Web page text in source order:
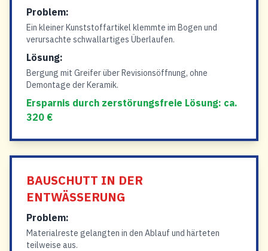
Problem:
Ein kleiner Kunststoffartikel klemmte im Bogen und
verursachte schwallartiges Überlaufen.
Lösung:
Bergung mit Greifer über Revisionsöffnung, ohne
Demontage der Keramik.
Ersparnis durch zerstörungsfreie Lösung: ca.
320 €
BAUSCHUTT IN DER
ENTWÄSSERUNG
Problem:
Materialreste gelangten in den Ablauf und härteten
teilweise aus.